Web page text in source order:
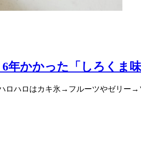
かかった「しろくま味
ロハロはカキ氷→フルーツやゼリ